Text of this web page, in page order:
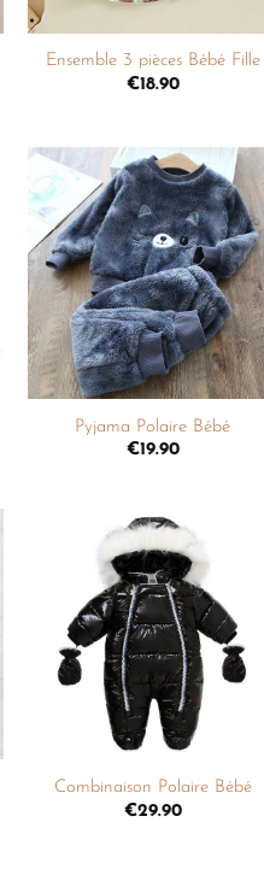
Ensemble 3 pièces Bébé Fille
€18.90
Ajouter
à la
liste de
souhaits
+
Pyjama Polaire Bébé
€19.90
liste de
souhaits
Combinaison Polaire Bébé
€29.90